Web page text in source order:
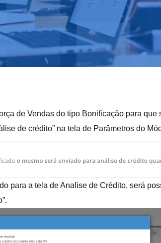
de Vendas do tipo Bonificação para
de crédito” na tela de Parâmetros do
para a tela de Analise de Crédito, será